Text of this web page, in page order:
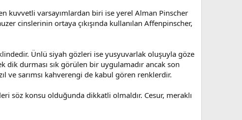
kuvvetli varsayımlardan biri ise yerel Alman Pinscher
cinslerinin ortaya çıkışında kullanılan Affenpinscher,
Ünlü siyah gözleri ise yusyuvarlak oluşuyla göze
dik durması sık görülen bir uygulamadır ancak son
ve sarımsı kahverengi de kabul gören renklerdir.
söz konsu olduğunda dikkatli olmaldır. Cesur, meraklı